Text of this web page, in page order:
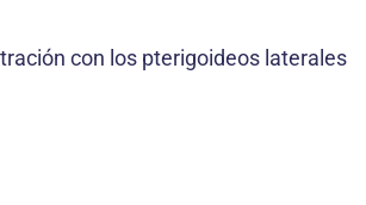
con los pterigoideos laterales